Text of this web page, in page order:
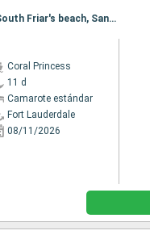
Itinerario : Fort Lauderdale, Antigua, Saint Martin (Antilles Néerlandaises), Dominica, South Friar's beach, San Thomas, Fort Lauderdale
Coral Princess
11 d
Camarote estándar
Fort Lauderdale
08/11/2026